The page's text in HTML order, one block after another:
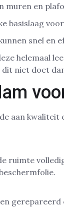
muren en
basislaag
snel en
helemaal
niet doet
aan
ruimte